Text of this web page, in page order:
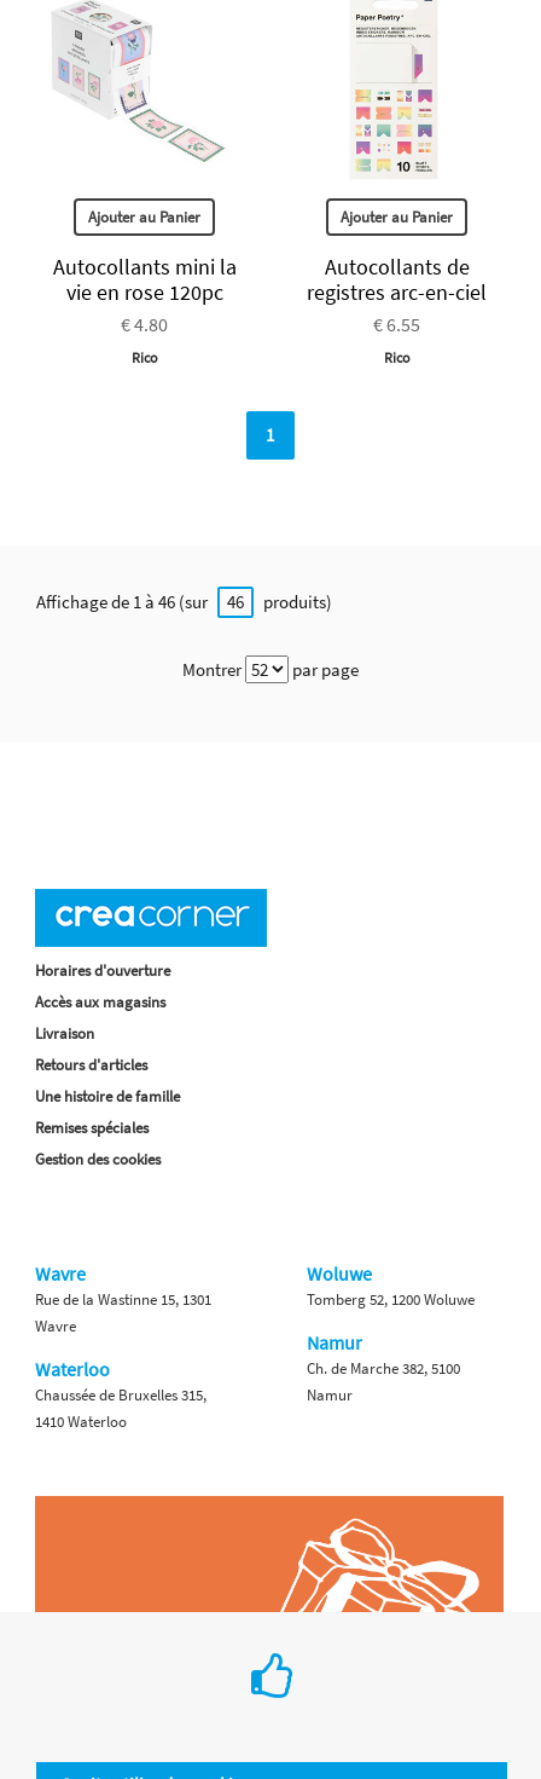
Ajouter au Panier
Autocollants mini la
vie en rose 120pc
€ 4.80
Rico
Ajouter au Panier
Autocollants de
registres arc-en-ciel
€ 6.55
Rico
1
Affichage de 1 à 46 (sur 46 produits)
Montrer par page
Horaires d'ouverture
Accès aux magasins
Livraison
Retours d'articles
Une histoire de famille
Remises spéciales
Gestion des cookies
Wavre
Rue de la Wastinne 15, 1301
Wavre
Waterloo
Chaussée de Bruxelles 315,
1410 Waterloo
Woluwe
Tomberg 52, 1200 Woluwe
Namur
Ch. de Marche 382, 5100
Namur